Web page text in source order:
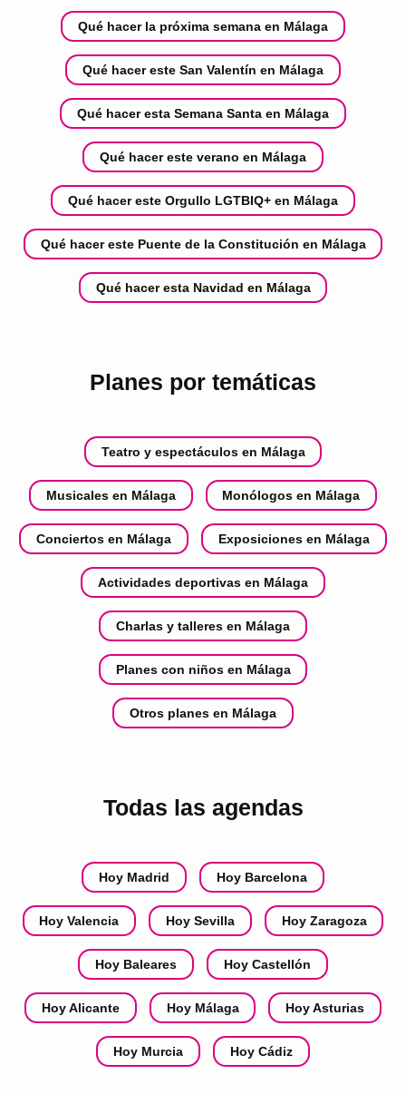
Qué hacer la próxima semana en Málaga
Qué hacer este San Valentín en Málaga
Qué hacer esta Semana Santa en Málaga
Qué hacer este verano en Málaga
Qué hacer este Orgullo LGTBIQ+ en Málaga
Qué hacer este Puente de la Constitución en Málaga
Qué hacer esta Navidad en Málaga
Planes por temáticas
Teatro y espectáculos en Málaga
Musicales en Málaga Monólogos en Málaga
Conciertos en Málaga Exposiciones en Málaga
Actividades deportivas en Málaga
Charlas y talleres en Málaga
Planes con niños en Málaga
Otros planes en Málaga
Todas las agendas
Hoy Madrid Hoy Barcelona
Hoy Valencia Hoy Sevilla Hoy Zaragoza
Hoy Baleares Hoy Castellón
Hoy Alicante Hoy Málaga Hoy Asturias
Hoy Murcia Hoy Cádiz